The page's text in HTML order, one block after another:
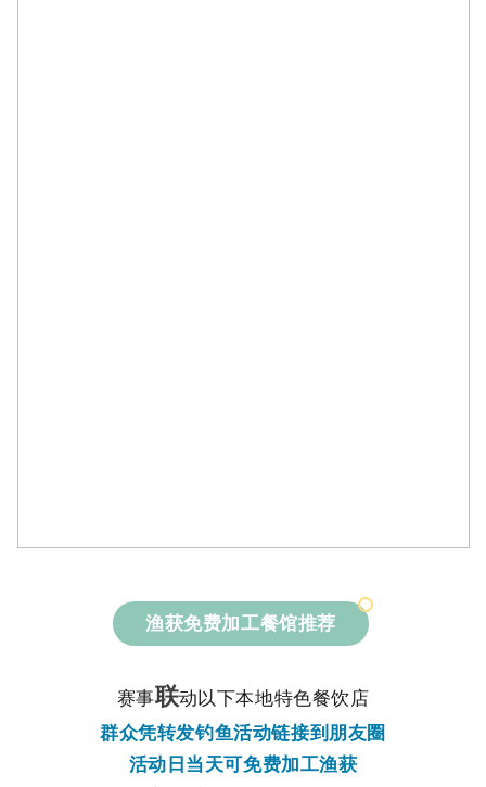
渔获免费加工餐馆推荐
赛事联动以下本地特色餐饮店
群众凭转发钓鱼活动链接到朋友圈
活动日当天可免费加工渔获